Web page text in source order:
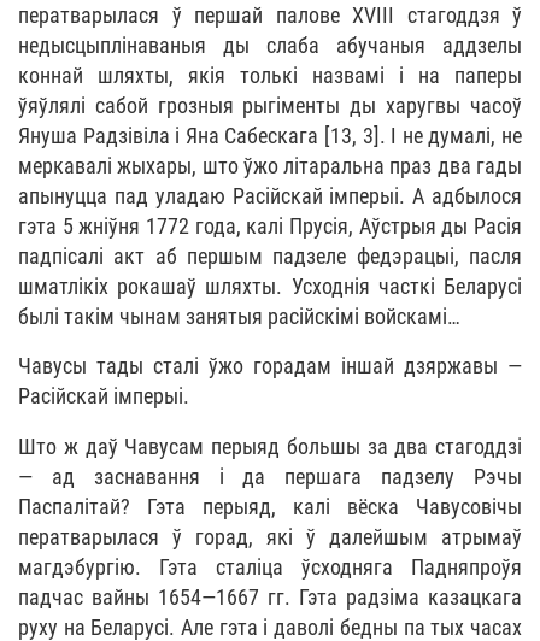
ператварылася ў першай палове XVIII стагоддзя ў
недысцыплінаваныя ды слаба абучаныя аддзелы
коннай шляхты, якія толькі назвамі і на паперы
ўяўлялі сабой грозныя рыгіменты ды харугвы часоў
Януша Радзівіла і Яна Сабескага [13, 3]. І не думалі, не
меркавалі жыхары, што ўжо літаральна праз два гады
апынуцца пад уладаю Расійскай імперыі. А адбылося
гэта 5 жніўня 1772 года, калі Прусія, Аўстрыя ды Расія
падпісалі акт аб першым падзеле федэрацыі, пасля
шматлікіх рокашаў шляхты. Усходнія часткі Беларусі
былі такім чынам занятыя расійскімі войскамі…
Чавусы тады сталі ўжо горадам іншай дзяржавы —
Расійскай імперыі.
Што ж даў Чавусам перыяд большы за два стагоддзі
— ад заснавання і да першага падзелу Рэчы
Паспалітай? Гэта перыяд, калі вёска Чавусовічы
ператварылася ў горад, які ў далейшым атрымаў
магдэбургію. Гэта сталіца ўсходняга Падняпроўя
падчас вайны 1654—1667 гг. Гэта радзіма казацкага
руху на Беларусі. Але гэта і даволі бедны па тых часах